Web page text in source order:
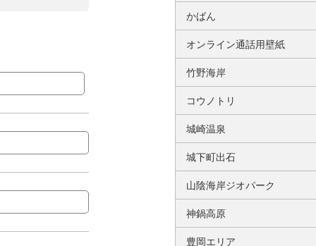
かばん
オンライン通話用壁紙
竹野海岸
コウノトリ
城崎温泉
城下町出石
山陰海岸ジオパーク
神鍋高原
豊岡エリア